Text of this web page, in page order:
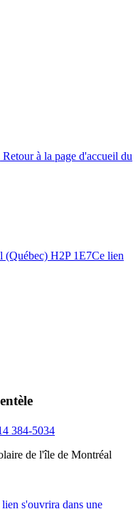
Retour à la page d'accueil du
(Québec) H2P 1E7Ce lien
384-5034
de l'île de Montréal
lien s'ouvrira dans une